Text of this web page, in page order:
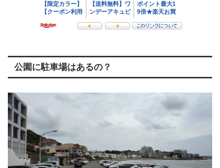
公園に駐車場はあるの？